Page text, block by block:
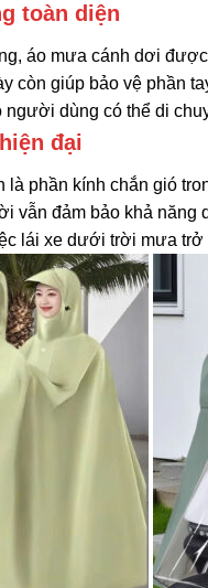
toàn diện
áo mưa cánh dơi
còn giúp bảo vệ phần
dùng có thể di
đại
là phần kính chắn gió
vẫn đảm bảo khả
lái xe dưới trời mưa